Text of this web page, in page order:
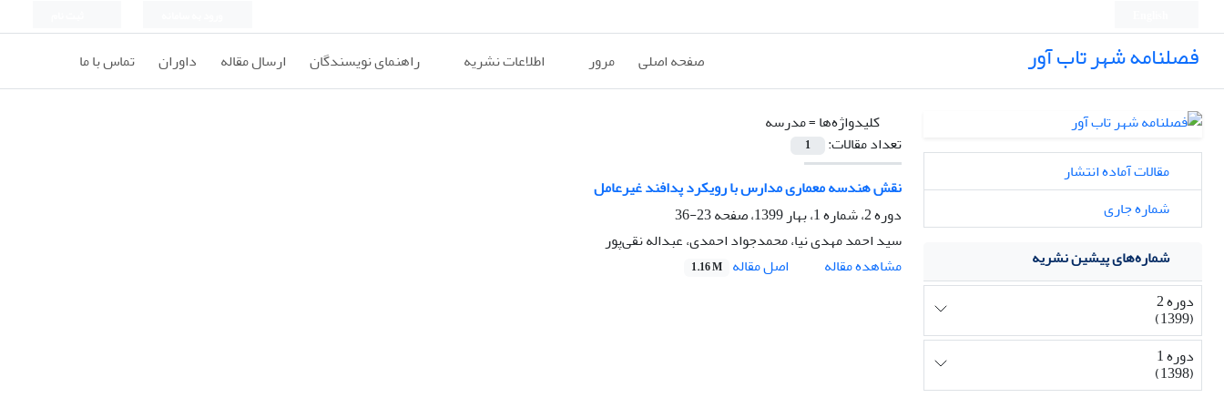
فصلنامه شهر تاب آور صفحه اصلی مرور اطلاعات نشریه راهنمای نویسندگان ارسال مقاله داوران تماس با ما
کلیدواژه‌ها =مدرسه
تعداد مقالات:
1
نقش هندسه معماری مدارس با رویکرد پدافند غیرعامل
دوره 2، شماره 1، بهار 1399، صفحه
23-36
سید احمد مهدی نیا، محمدجواد احمدی، عبداله نقی‌پور
مشاهده مقاله
اصل مقاله 1.16 M
مقالات آماده انتشار
شماره جاری
شماره‌های پیشین نشریه
دوره 2
(1399)
دوره 1
(1398)